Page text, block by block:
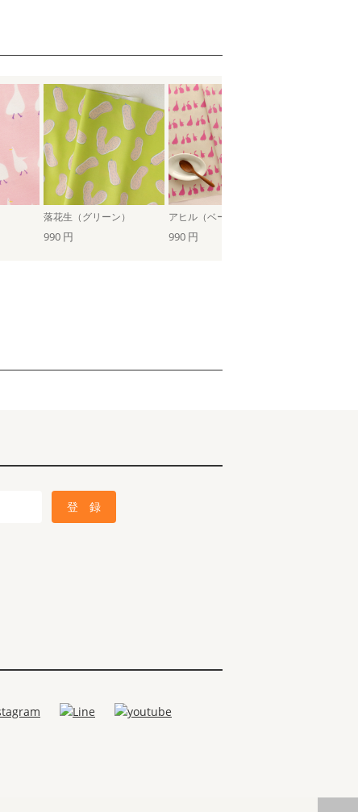
落花生（グリーン） アヒル（ベージュ）
990 円 990 円